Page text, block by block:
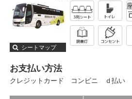
シートマップ
お支払い方法
クレジットカード コンビニ ｄ払い